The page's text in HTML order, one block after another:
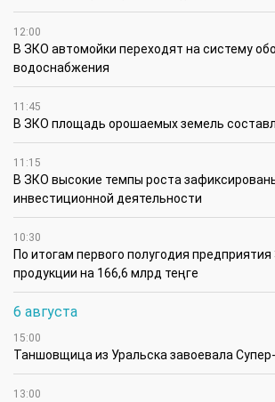
12:00
В ЗКО автомойки переходят на систему
водоснабжения
11:45
В ЗКО площадь орошаемых земель
11:15
В ЗКО высокие темпы роста
инвестиционной деятельности
10:30
По итогам первого полугодия
продукции на 166,6 млрд теңге
6 августа
15:00
Таншовщица из Уральска завоевала
13:00